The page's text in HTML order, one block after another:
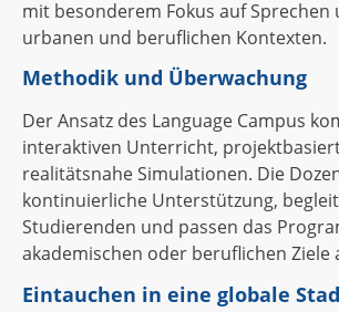
mit besonderem Fokus auf Sprechen
urbanen und beruflichen Kontexten.
Methodik und Überwachung
Der Ansatz des Language Campus
interaktiven Unterricht,
realitätsnahe Simulationen. Die
kontinuierliche Unterstützung,
Studierenden und passen das
akademischen oder beruflichen Ziele
Eintauchen in eine globale